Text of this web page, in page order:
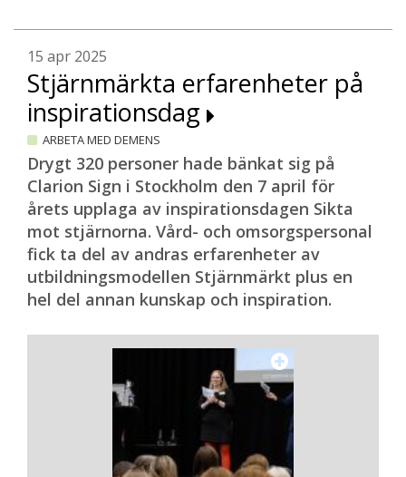
15 apr 2025
Stjärnmärkta erfarenheter på
inspirationsdag
ARBETA MED DEMENS
Drygt 320 personer hade bänkat sig på
Clarion Sign i Stockholm den 7 april för
årets upplaga av inspirationsdagen Sikta
mot stjärnorna. Vård- och omsorgspersonal
fick ta del av andras erfarenheter av
utbildningsmodellen Stjärnmärkt plus en
hel del annan kunskap och inspiration.